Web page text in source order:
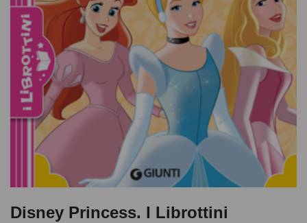
Disney Princess. I Librottini